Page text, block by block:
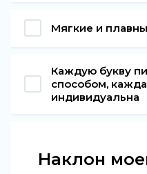
Мягкие и
Каждую букву
способом,
индивидуальна
Наклон